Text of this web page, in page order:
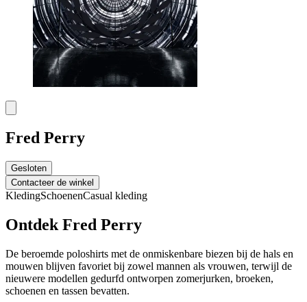
Fred Perry
Gesloten
Contacteer de winkel
KledingSchoenenCasual kleding
Ontdek Fred Perry
De beroemde poloshirts met de onmiskenbare biezen bij de hals en
mouwen blijven favoriet bij zowel mannen als vrouwen, terwijl de
nieuwere modellen gedurfd ontworpen zomerjurken, broeken,
schoenen en tassen bevatten.